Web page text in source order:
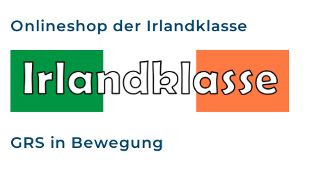
Onlineshop der Irlandklasse
GRS in Bewegung